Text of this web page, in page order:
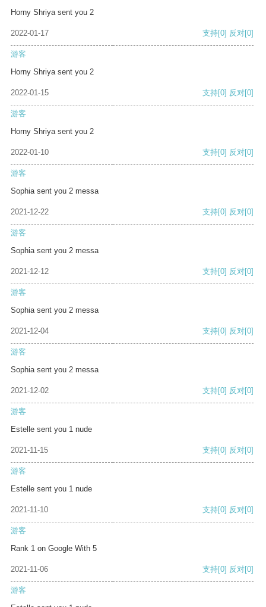
Horny Shriya sent you 2
2022-01-17 支持[0] 反对[0]
游客
Horny Shriya sent you 2
2022-01-15 支持[0] 反对[0]
游客
Horny Shriya sent you 2
2022-01-10 支持[0] 反对[0]
游客
Sophia sent you 2 messa
2021-12-22 支持[0] 反对[0]
游客
Sophia sent you 2 messa
2021-12-12 支持[0] 反对[0]
游客
Sophia sent you 2 messa
2021-12-04 支持[0] 反对[0]
游客
Sophia sent you 2 messa
2021-12-02 支持[0] 反对[0]
游客
Estelle sent you 1 nude
2021-11-15 支持[0] 反对[0]
游客
Estelle sent you 1 nude
2021-11-10 支持[0] 反对[0]
游客
Rank 1 on Google With 5
2021-11-06 支持[0] 反对[0]
游客